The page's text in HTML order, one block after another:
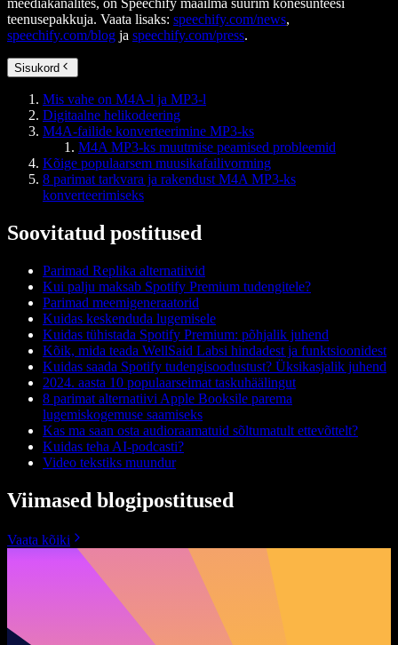
meediakanalites, on Speechify maailma suurim kõnesünteesi
teenusepakkuja. Vaata lisaks: speechify.com/news,
speechify.com/blog ja speechify.com/press.
Sisukord
Mis vahe on M4A-l ja MP3-l
Digitaalne helikodeering
M4A-failide konverteerimine MP3-ks
M4A MP3-ks muutmise peamised probleemid
Kõige populaarsem muusikafailivorming
8 parimat tarkvara ja rakendust M4A MP3-ks
konverteerimiseks
Soovitatud postitused
Parimad Replika alternatiivid
Kui palju maksab Spotify Premium tudengitele?
Parimad meemigeneraatorid
Kuidas keskenduda lugemisele
Kuidas tühistada Spotify Premium: põhjalik juhend
Kõik, mida teada WellSaid Labsi hindadest ja funktsioonidest
Kuidas saada Spotify tudengisoodustust? Üksikasjalik juhend
2024. aasta 10 populaarseimat taskuhäälingut
8 parimat alternatiivi Apple Booksile parema
lugemiskogemuse saamiseks
Kas ma saan osta audioraamatuid sõltumatult ettevõttelt?
Kuidas teha AI-podcasti?
Video tekstiks muundur
Viimased blogipostitused
Vaata kõiki